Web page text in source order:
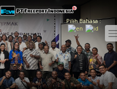
Pilih Bahasa :